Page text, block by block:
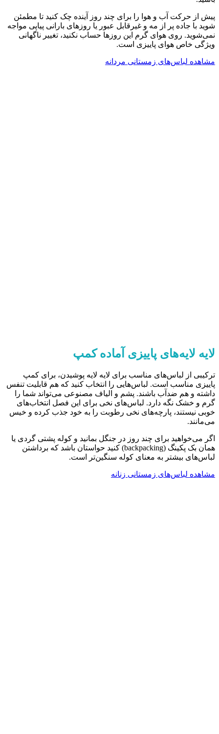
پیش از حرکت آب و هوا را برای چند روز آینده چک کنید تا مطمئن
شوید با جاده پر از مه و غیرقابل عبور یا روزهای بارانی پیاپی مواجه
نمی‌شوید. روی هوای گرم این روزها حساب نکنید، تغییر ناگهانی
ویژگی خاص هوای پاییزی است.
مشاهده لباس‌های زمستانی مردانه
لایه لایه‌های پاییزی آماده کمپ
ترکیبی از لباس‌های مناسب برای لایه لایه پوشیدن، برای کمپ
پاییزی مناسب است. لباس‌هایی را انتخاب کنید که هم قابلیت تنفس
داشته و هم ضدآب باشند. پشم و الیاف مصنوعی می‌تواند شما را
گرم و خشک نگه دارد. لباس‌های نخی برای این فصل انتخاب‌های
خوبی نیستند، پارچه‌های نخی رطوبت را به خود جذب کرده و خیس
می‌مانند.
اگر می‌خواهید برای چند روز در جنگل بمانید و کوله پشتی گردی یا
همان بک پکینگ (backpacking) کنید حواستان باشد که برداشتن
لباس‌های بیشتر به معنای کوله سنگین‌تر است.
مشاهده لباس‌های زمستانی زنانه